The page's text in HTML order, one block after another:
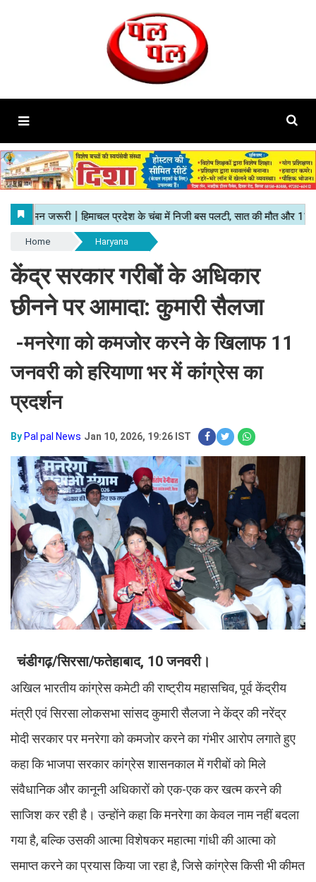
Home Haryana
केंद्र सरकार गरीबों के अधिकार
छीनने पर आमादा: कुमारी सैलजा
-मनरेगा को कमजोर करने के खिलाफ 11
जनवरी को हरियाणा भर में कांग्रेस का
प्रदर्शन
By Pal pal News Jan 10, 2026, 19:26 IST
चंडीगढ़/सिरसा/फतेहाबाद, 10 जनवरी।
अखिल भारतीय कांग्रेस कमेटी की राष्ट्रीय महासचिव, पूर्व केंद्रीय
मंत्री एवं सिरसा लोकसभा सांसद कुमारी सैलजा ने केंद्र की नरेंद्र
मोदी सरकार पर मनरेगा को कमजोर करने का गंभीर आरोप लगाते हुए
कहा कि भाजपा सरकार कांग्रेस शासनकाल में गरीबों को मिले
संवैधानिक और कानूनी अधिकारों को एक-एक कर खत्म करने की
साजिश कर रही है। उन्होंने कहा कि मनरेगा का केवल नाम नहीं बदला
गया है, बल्कि उसकी आत्मा विशेषकर महात्मा गांधी की आत्मा को
समाप्त करने का प्रयास किया जा रहा है, जिसे कांग्रेस किसी भी कीमत